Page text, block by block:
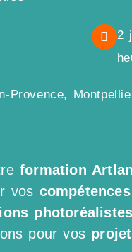
2
Provence,
formation
vos compétences
photoréalistes
pour vos